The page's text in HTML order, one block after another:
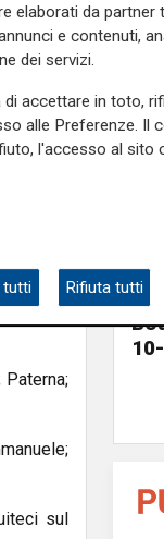
Di
Serra;
Pirrotta;
sul
Il
elaborati da
e contenuti,
dei servizi.
accettare in toto,
alle Preferenze. Il
l'accesso al sito
tutti Rifiuta tutti